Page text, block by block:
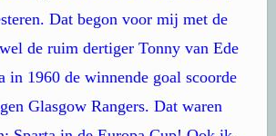
Dat begon voor mij met de
de ruim dertiger Tonny van Ede
in 1960 de winnende goal scoorde
Glasgow Rangers. Dat waren